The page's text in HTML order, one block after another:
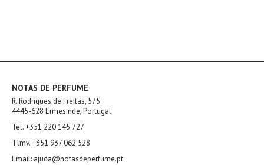
NOTAS DE PERFUME
R. Rodrigues de Freitas, 575
4445-628 Ermesinde, Portugal
Tel. +351 220 145 727
Tlmv. +351 937 062 528
Email: ajuda@notasdeperfume.pt